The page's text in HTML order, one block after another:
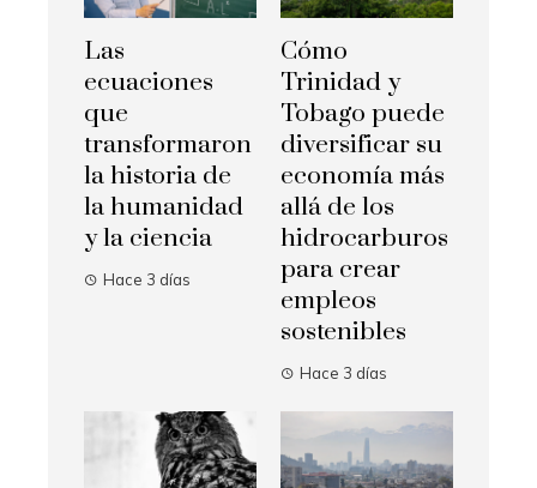
Las
ecuaciones
que
transformaron
la historia de
la humanidad
y la ciencia
Hace 3 días
Cómo
Trinidad y
Tobago puede
diversificar su
economía más
allá de los
hidrocarburos
para crear
empleos
sostenibles
Hace 3 días